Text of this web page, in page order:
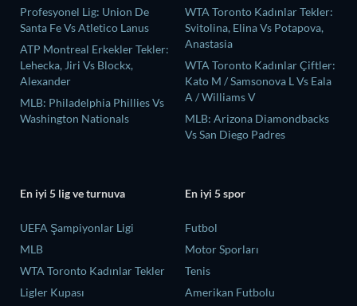
Profesyonel Lig: Union De
Santa Fe Vs Atletico Lanus
ATP Montreal Erkekler Tekler:
Lehecka, Jiri Vs Blockx,
Alexander
MLB: Philadelphia Phillies Vs
Washington Nationals
WTA Toronto Kadınlar Tekler:
Svitolina, Elina Vs Potapova,
Anastasia
WTA Toronto Kadınlar Çiftler:
Kato M / Samsonova L Vs Eala
A / Williams V
MLB: Arizona Diamondbacks
Vs San Diego Padres
En iyi 5 lig ve turnuva
UEFA Şampiyonlar Ligi
MLB
WTA Toronto Kadınlar Tekler
Ligler Kupası
En iyi 5 spor
Futbol
Motor Sporları
Tenis
Amerikan Futbolu